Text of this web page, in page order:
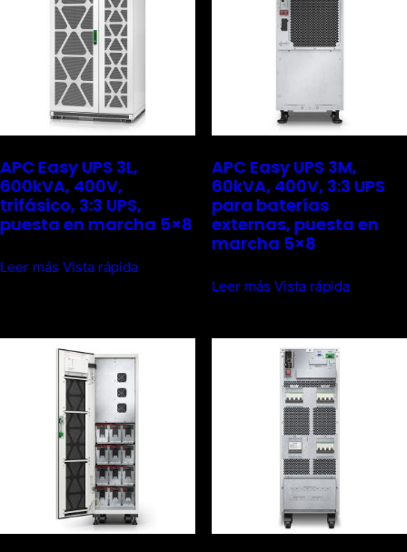
APC Easy UPS 3L,
600kVA, 400V,
trifásico, 3:3 UPS,
puesta en marcha 5×8
Leer más Vista rápida
APC Easy UPS 3M,
60kVA, 400V, 3:3 UPS
para baterías
externas, puesta en
marcha 5×8
Leer más Vista rápida